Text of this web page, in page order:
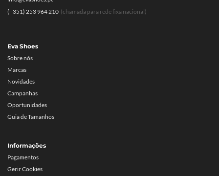
Eva Shoes
Sobre nós
Marcas
Novidades
Campanhas
Oportunidades
Guia de Tamanhos
Informações
Pagamentos
Gerir Cookies
(+351) 253 964 210 (chamada para rede fixa nacional)